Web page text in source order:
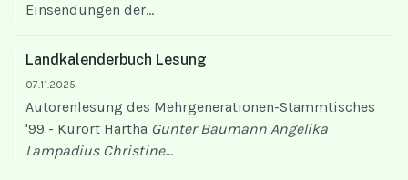
Einsendungen der...
Landkalenderbuch Lesung
07.11.2025
Autorenlesung des Mehrgenerationen-Stammtisches
'99 - Kurort Hartha Gunter Baumann Angelika
Lampadius Christine...